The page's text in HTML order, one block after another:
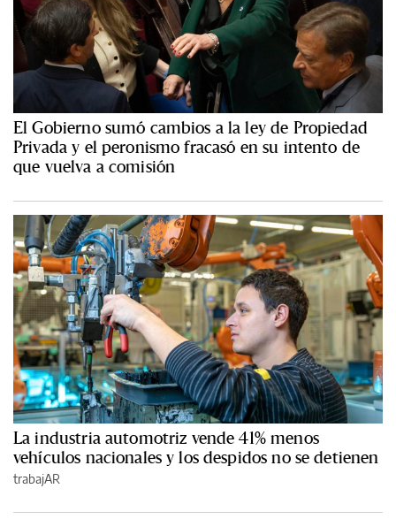
El Gobierno sumó cambios a la ley de Propiedad
Privada y el peronismo fracasó en su intento de
que vuelva a comisión
La industria automotriz vende 41% menos
vehículos nacionales y los despidos no se detienen
trabajAR